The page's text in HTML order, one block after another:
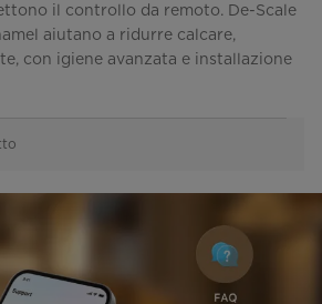
il controllo da remoto. De-Scale
aiutano a ridurre calcare,
con igiene avanzata e installazione